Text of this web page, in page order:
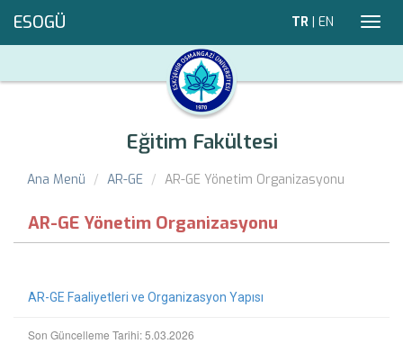
ESOGÜ TR | EN
Eğitim Fakültesi
Ana Menü AR-GE AR-GE Yönetim Organizasyonu
AR-GE Yönetim Organizasyonu
AR-GE Faaliyetleri ve Organizasyon Yapısı
Son Güncelleme Tarihi: 5.03.2026